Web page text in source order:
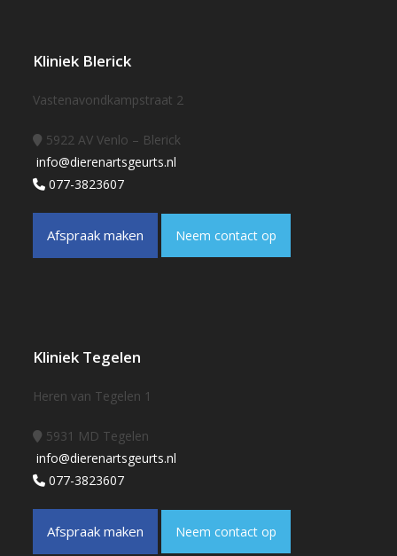
Kliniek Blerick
Vastenavondkampstraat 2
5922 AV Venlo – Blerick
info@dierenartsgeurts.nl
077-3823607
Afspraak maken Neem contact op
Kliniek Tegelen
Heren van Tegelen 1
5931 MD Tegelen
info@dierenartsgeurts.nl
077-3823607
Afspraak maken Neem contact op